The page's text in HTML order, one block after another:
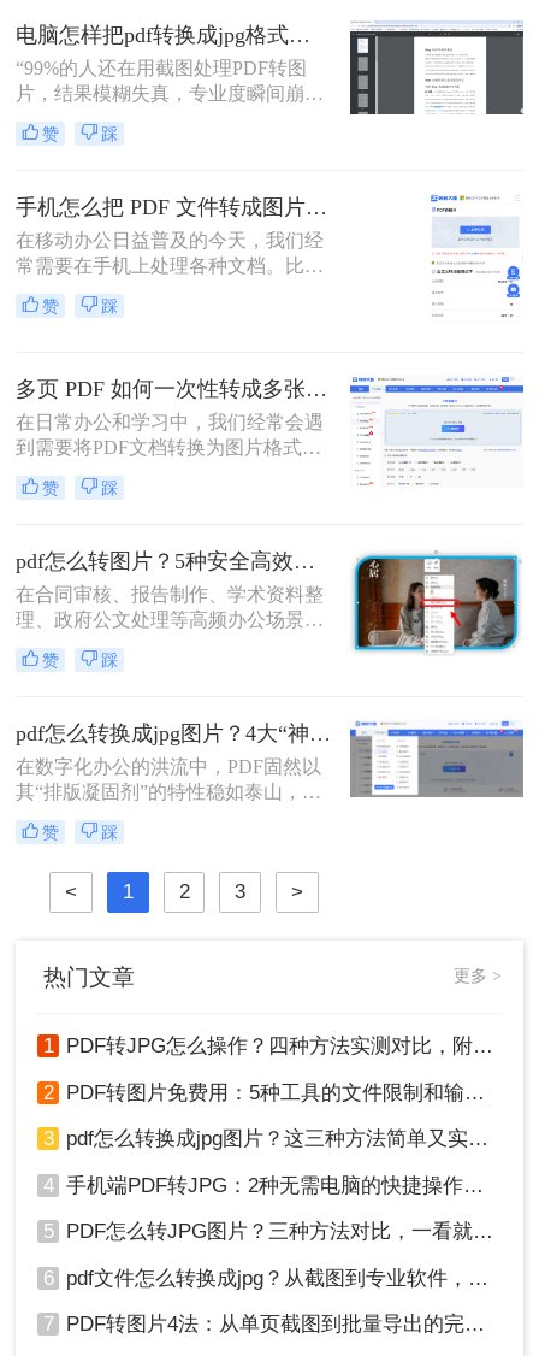
编，我见过太多人因方法不当浪费时
间。
电脑怎样把pdf转换成jpg格式的图片？三大高效方法，精准保真一看就会！
“99%的人还在用截图处理PDF转图
片，结果模糊失真，专业度瞬间崩
塌。”作为一名深耕电脑办公软件测
评多年的博主，小编每天都在与各种
办公人群和自媒体创作者而言，将一
份精心制作的PDF报告、产品手册或
设计稿，精准无误地转换为JPG图
片，是嵌入PPT、上传网站或进行二
次编辑的常见刚需。
赞 踩
手机怎么把 PDF 文件转成图片？4种高效方法实测推荐
在移动办公日益普及的今天，我们经
常需要在手机上处理各种文档。比如
收到电子发票、合同或者学习资料是
PDF格式，但对方要求发送JPG图
片。
赞 踩
多页 PDF 如何一次性转成多张图片？高效方法全解析！
在日常办公和学习中，我们经常会遇
到需要将PDF文档转换为图片格式的
情况，比如制作PPT素材、在社交媒
体分享资料，或者在不方便打开PDF
十页甚至上百页的PDF文件时，一页
页截图显然不现实。那么，多页 PDF
如何一次性转成多张图片呢？本文将
为你推荐几种有效的方法，并附带详
细的操作步骤和注意事项。
赞 踩
pdf怎么转图片？5种安全高效实测方法！
在合同审核、报告制作、学术资料整
理、政府公文处理等高频办公场景
中，将PDF精准转换为图片格式（如
JPG/PNG）是效率刚需，却也是“翻
分辨率丢失、敏感信息泄露……更严
峻的是，2026年国家网信办通报多起
因在线转换工具导致的企业核心数据
泄露事件！
赞 踩
pdf怎么转换成jpg图片？4大“神操作”让文件处理效率飙升！
在数字化办公的洪流中，PDF固然以
其“排版凝固剂”的特性稳如泰山，但
当我们需要快速分享、即时预览或二
次编辑时，它往往变成了一堵厚重的
墙。将PDF“粉碎”重组为JPG图片，
不仅是格式的跃迁，更是工作流的彻
底解放。那么pdf怎么转换成jpg图片​
赞 踩
< 1 2 3 >
热门文章 更多 >
1 PDF转JPG怎么操作？四种方法实测对比，附各场景最优选！
2 PDF转图片免费用：5种工具的文件限制和输出质量对比！
3 pdf怎么转换成jpg图片？这三种方法简单又实用！
4 手机端PDF转JPG：2种无需电脑的快捷操作流程！
5 PDF怎么转JPG图片？三种方法对比，一看就懂！
6 pdf文件怎么转换成jpg？从截图到专业软件，一篇讲清楚！
7 PDF转图片4法：从单页截图到批量导出的完整操作路径！